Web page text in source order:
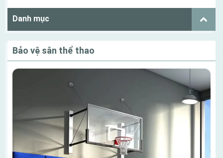
Danh mục
Bảo vệ sân thể thao